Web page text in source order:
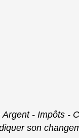
Argent - Impôts -
son